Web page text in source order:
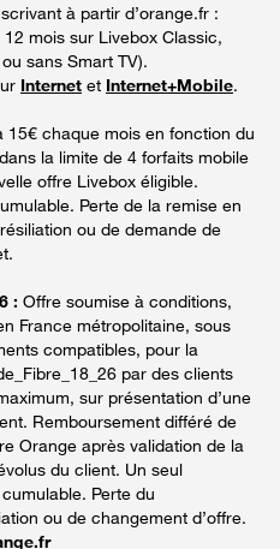
à partir d’orange.fr :
mois sur Livebox Classic,
sans Smart TV).
Internet et Internet+Mobile.
15€ chaque mois en fonction du
la limite de 4 forfaits mobile
offre Livebox éligible.
Perte de la remise en
ou de demande de
: Offre soumise à conditions,
France métropolitaine, sous
compatibles, pour la
par des clients
sur présentation d’une
Remboursement différé de
Orange après validation de la
du client. Un seul
Perte du
ou de changement d’offre.